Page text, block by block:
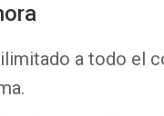
a todo el